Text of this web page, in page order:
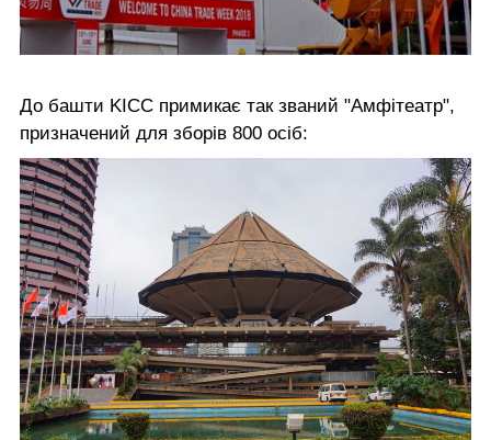
До башти KICC примикає так званий "Амфітеатр",
призначений для зборів 800 осіб: